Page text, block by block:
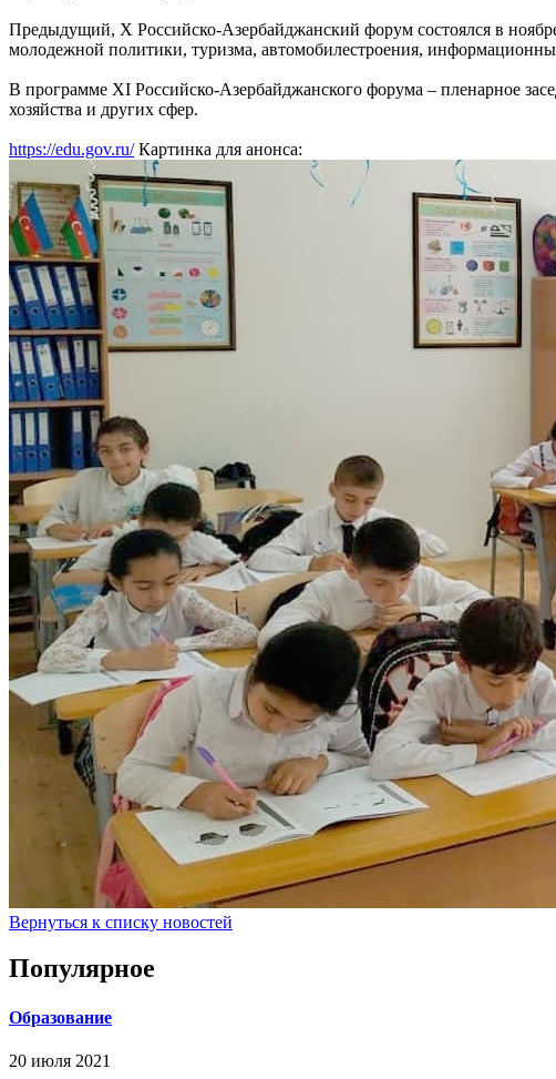
Предыдущий, X Российско-Азербайджанский форум состоялся в
молодежной политики, туризма, автомобилестроения,
В программе XI Российско-Азербайджанского форума – пленарное
хозяйства и других сфер.
https://edu.gov.ru/Картинка для анонса:
Вернуться к списку новостей
Популярное
Образование
20 июля 2021